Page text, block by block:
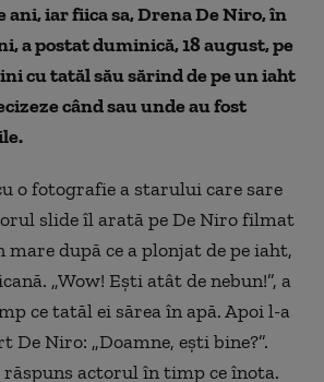
ani, iar fiica sa, Drena De Niro, în
a postat duminică, 18 august, pe
cu tatăl său sărind de pe un iaht
când sau unde au fost
o fotografie a starului care sare
slide îl arată pe De Niro filmat
mare după ce a plonjat de pe iaht,
„Wow! Ești atât de nebun!”, a
ce tatăl ei sărea în apă. Apoi l-a
De Niro: „Doamne, ești bine?”.
răspuns actorul în timp ce înota.